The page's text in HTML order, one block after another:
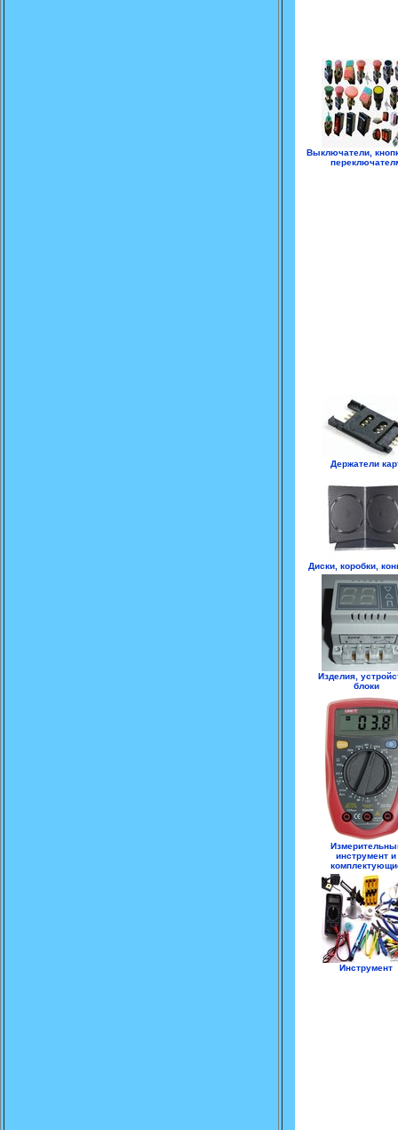
Выключатели,
Держатели
Диски, коробки,
Изделия,
блоки
инструмент и
Инструмент